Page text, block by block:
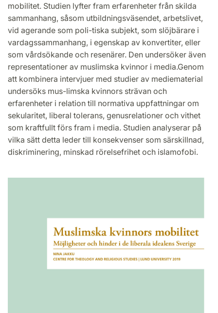
mobilitet. Studien lyfter fram erfarenheter från skilda
sammanhang, såsom utbildningsväsendet, arbetslivet,
vid agerande som poli-tiska subjekt, som slöjbärare i
vardagssammanhang, i egenskap av konvertiter, eller
som vårdsökande och resenärer. Den undersöker även
representationer av muslimska kvinnor i media.Genom
att kombinera intervjuer med studier av mediematerial
undersöks mus-limska kvinnors strävan och
erfarenheter i relation till normativa uppfattningar om
sekularitet, liberal tolerans, genusrelationer och vithet
som kraftfullt förs fram i media. Studien analyserar på
vilka sätt detta leder till konsekvenser som särskillnad,
diskriminering, minskad rörelsefrihet och islamofobi.